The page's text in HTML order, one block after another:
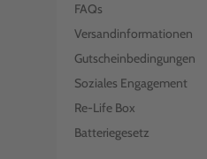
FAQs
Versandinformationen
Gutscheinbedingungen
Soziales Engagement
Re-Life Box
Batteriegesetz